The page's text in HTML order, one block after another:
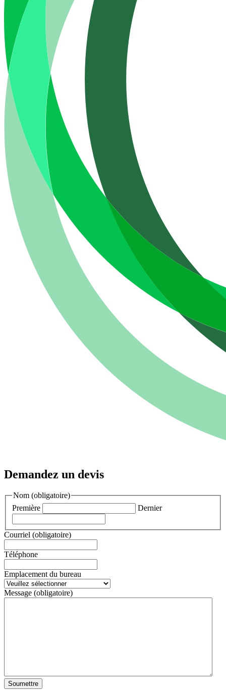
Demandez un devis
Nom (obligatoire)
Première
Dernier
Courriel (obligatoire)
Téléphone
Emplacement du bureau
Message (obligatoire)
Soumettre